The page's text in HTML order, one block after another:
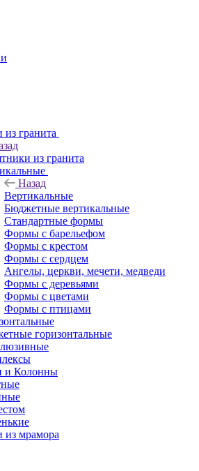
гранита
из гранита
Назад
Вертикальные
Бюджетные вертикальные
Стандартные формы
Формы с барельефом
Формы с крестом
Формы с сердцем
Ангелы, церкви, мечети, медведи
Формы с деревьями
Формы с цветами
Формы с птицами
горизонтальные
и Колонны
из мрамора